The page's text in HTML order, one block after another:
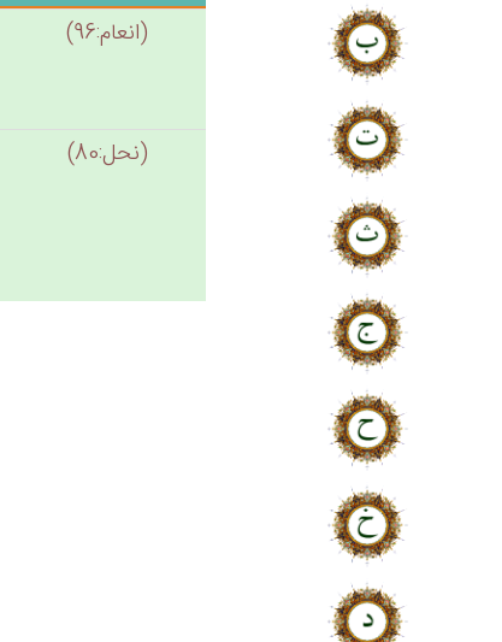
(انعام:96)
(نحل:80)